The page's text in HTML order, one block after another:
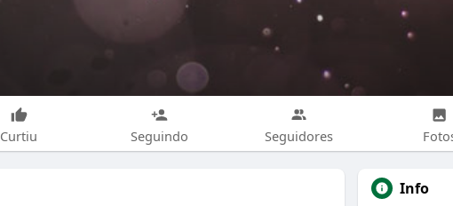
Curtiu Seguindo Seguidores
Info